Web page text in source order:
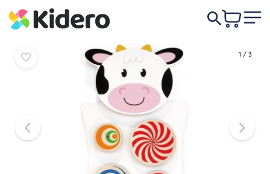
1 / 3
-10% 31,50 €
In